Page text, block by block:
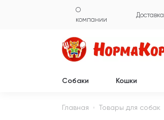
О
компании
Доставка
Собаки Кошки
Главная Товары для собак